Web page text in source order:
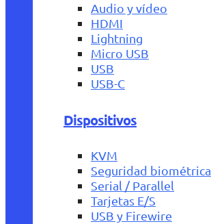
Audio y vídeo
HDMI
Lightning
Micro USB
USB
USB-C
Dispositivos
KVM
Seguridad biométrica
Serial / Parallel
Tarjetas E/S
USB y Firewire